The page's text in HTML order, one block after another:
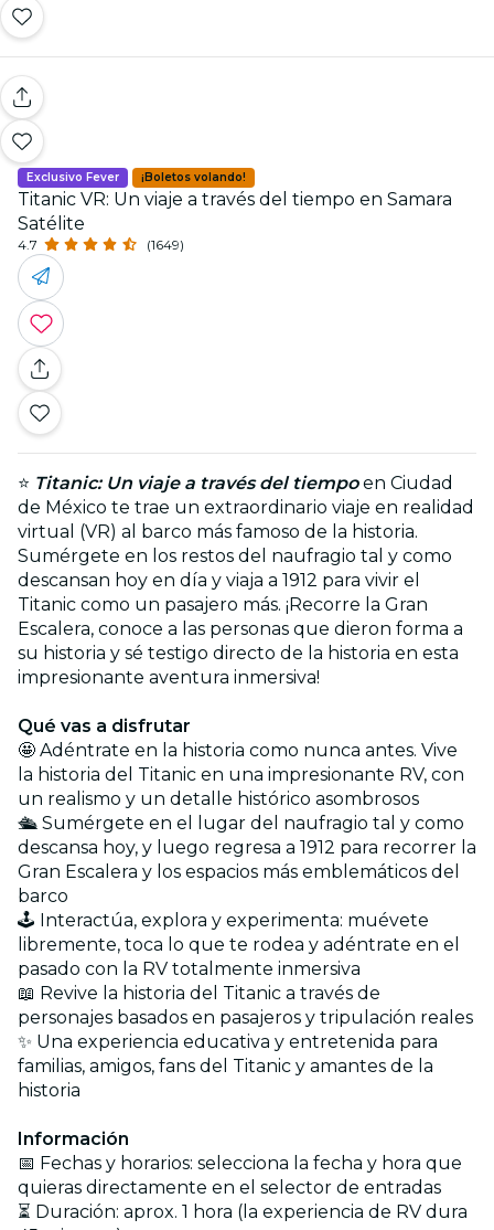
Exclusivo Fever ¡Boletos volando!
Titanic VR: Un viaje a través del tiempo en Samara
Satélite
4.7 (1649)
⭐ Titanic: Un viaje a través del tiempoen Ciudad
de México te trae un extraordinario viaje en realidad
virtual (VR) al barco más famoso de la historia.
Sumérgete en los restos del naufragio tal y como
descansan hoy en día y viaja a 1912 para vivir el
Titanic como un pasajero más. ¡Recorre la Gran
Escalera, conoce a las personas que dieron forma a
su historia y sé testigo directo de la historia en esta
impresionante aventura inmersiva!
Qué vas a disfrutar
🤩 Adéntrate en la historia como nunca antes. Vive
la historia del Titanic en una impresionante RV, con
un realismo y un detalle histórico asombrosos
🛳️ Sumérgete en el lugar del naufragio tal y como
descansa hoy, y luego regresa a 1912 para recorrer la
Gran Escalera y los espacios más emblemáticos del
barco
🕹️ Interactúa, explora y experimenta: muévete
libremente, toca lo que te rodea y adéntrate en el
pasado con la RV totalmente inmersiva
📖 Revive la historia del Titanic a través de
personajes basados en pasajeros y tripulación reales
✨ Una experiencia educativa y entretenida para
familias, amigos, fans del Titanic y amantes de la
historia
Información
📅 Fechas y horarios: selecciona la fecha y hora que
quieras directamente en el selector de entradas
⏳ Duración: aprox. 1 hora (la experiencia de RV dura